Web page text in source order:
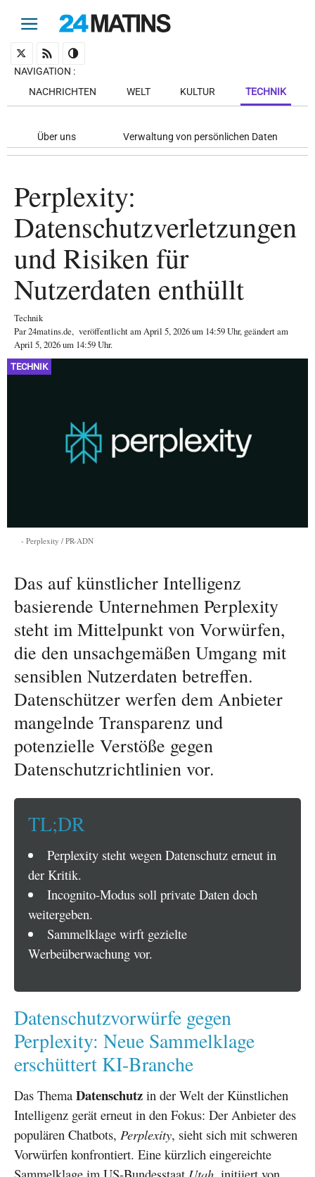
NAVIGATION :
NACHRICHTEN
WELT KULTUR TECHNIK
Über uns Verwaltung von persönlichen Daten
Perplexity:
Datenschutzverletzungen
und Risiken für
Nutzerdaten enthüllt
Technik
Par24matins.de, veröffentlicht amApril 5, 2026um 14:59 Uhr, geändert am
April 5, 2026 um 14:59 Uhr.
TECHNIK
Perplexity / PR-ADN
Das auf künstlicher Intelligenz
basierende Unternehmen Perplexity
steht im Mittelpunkt von Vorwürfen,
die den unsachgemäßen Umgang mit
sensiblen Nutzerdaten betreffen.
Datenschützer werfen dem Anbieter
mangelnde Transparenz und
potenzielle Verstöße gegen
Datenschutzrichtlinien vor.
TL;DR
Perplexity steht wegen Datenschutz erneut in
der Kritik.
Incognito-Modus soll private Daten doch
weitergeben.
Sammelklage wirft gezielte
Werbeüberwachung vor.
Datenschutzvorwürfe gegen
Perplexity: Neue Sammelklage
erschüttert KI-Branche
Das Thema Datenschutz in der Welt der Künstlichen
Intelligenz gerät erneut in den Fokus: Der Anbieter des
populären Chatbots, Perplexity, sieht sich mit schweren
Vorwürfen konfrontiert. Eine kürzlich eingereichte